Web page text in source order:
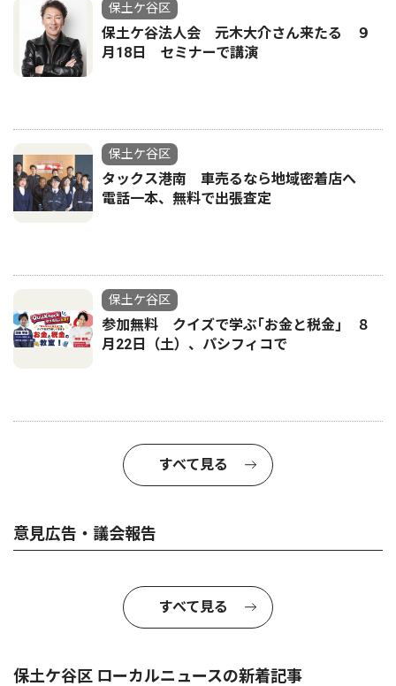
保土ケ谷区
保土ケ谷法人会 元木大介さん来たる ９
月18日 セミナーで講演
保土ケ谷区
タックス港南 車売るなら地域密着店へ
電話一本、無料で出張査定
保土ケ谷区
参加無料 クイズで学ぶ｢お金と税金｣ ８
月22日（土）、パシフィコで
すべて見る
意見広告・議会報告
すべて見る
保土ケ谷区 ローカルニュースの新着記事